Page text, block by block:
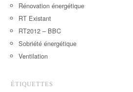
Rénovation énergétique
RT Existant
RT2012 – BBC
Sobriété énergétique
Ventilation
ÉTIQUETTES